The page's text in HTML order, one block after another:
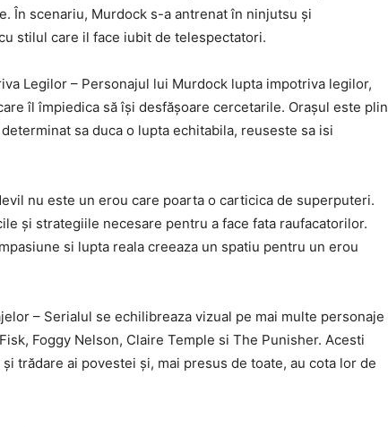
În scenariu, Murdock s-a antrenat în ninjutsu și
stilul care il face iubit de telespectatori.
Legilor – Personajul lui Murdock lupta impotriva legilor,
îl împiedica să își desfășoare cercetarile. Orașul este plin
sa duca o lupta echitabila, reuseste sa isi
nu este un erou care poarta o carticica de superputeri.
și strategiile necesare pentru a face fata raufacatorilor.
si lupta reala creeaza un spatiu pentru un erou
– Serialul se echilibreaza vizual pe mai multe personaje
Foggy Nelson, Claire Temple si The Punisher. Acesti
trădare ai povestei și, mai presus de toate, au cota lor de